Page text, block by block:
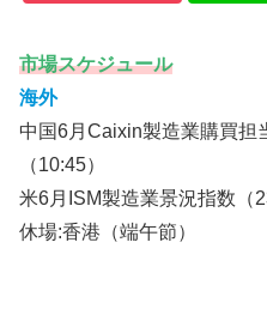
市場スケジュール
海外
中国6月Caixin製造業購買担
（10:45）
米6月ISM製造業景況指数（
休場:香港（端午節）